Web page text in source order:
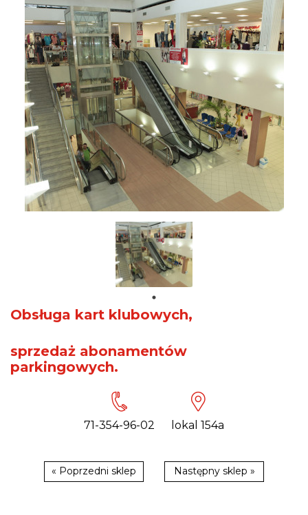
Obsługa kart klubowych,
sprzedaż abonamentów
parkingowych.
71-354-96-02 lokal 154a
« Poprzedni sklep Następny sklep »